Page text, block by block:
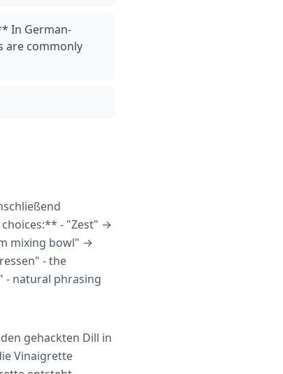
In German-
are commonly
choices:** - "Zest" →
mixing bowl" →
- the
- natural phrasing
gehackten Dill in
Vinaigrette